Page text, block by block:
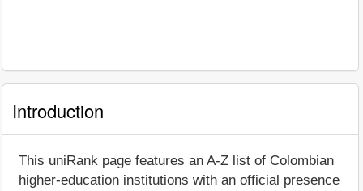
Introduction
This uniRank page features an A-Z list of Colombian
higher-education institutions with an official presence